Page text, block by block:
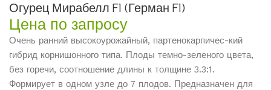
Огурец Мирабелл F1 (Герман F1)
Цена по запросу
Очень ранний высокоурожайный, партенокарпичес-кий
гибрид корнишонного типа. Плоды темно-зеленого цвета,
без горечи, соотношение длины к толщине 3.3:1.
Формирует в одном узле до 7 плодов. Предназначен для